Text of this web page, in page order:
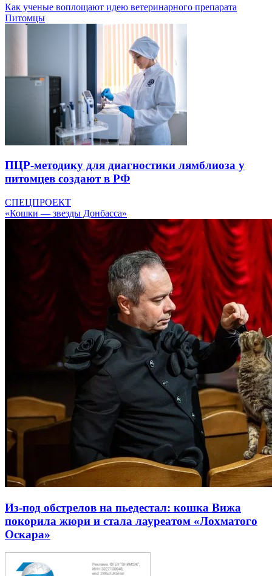
Как ученые воплощают идею ветеринарного препарата
Питомцы
ПЦР-методику для диагностики лямблиоза у
питомцев создают в РФ
СПЕЦПРОЕКТ
«Кошки — звезды Донбасса»
Из-под обстрелов на пьедестал: кошка Вижа
покорила жюри и стала лауреатом «Лохматого
Оскара»